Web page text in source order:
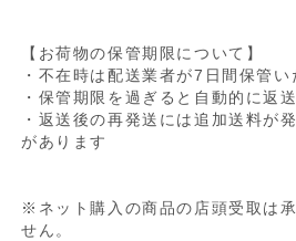
【お荷物の保管期限について】
・不在時は配送業者が7日間保管い
・保管期限を過ぎると自動的に返
・返送後の再発送には追加送料が
があります
※ネット購入の商品の店頭受取は
せん。